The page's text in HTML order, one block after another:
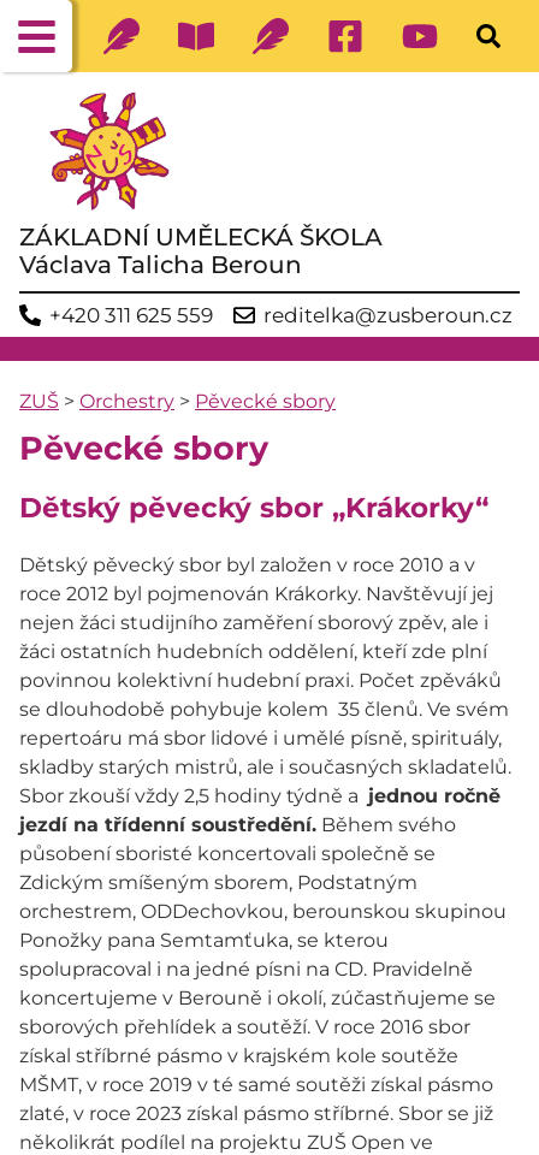
ZÁKLADNÍ UMĚLECKÁ ŠKOLA
Václava Talicha Beroun
+420 311 625 559 reditelka@zusberoun.cz
ZUŠ > Orchestry > Pěvecké sbory
Pěvecké sbory
Dětský pěvecký sbor „Krákorky“
Dětský pěvecký sbor byl založen v roce 2010 a v
roce 2012 byl pojmenován Krákorky. Navštěvují jej
nejen žáci studijního zaměření sborový zpěv, ale i
žáci ostatních hudebních oddělení, kteří zde plní
povinnou kolektivní hudební praxi. Počet zpěváků
se dlouhodobě pohybuje kolem 35 členů. Ve svém
repertoáru má sbor lidové i umělé písně, spirituály,
skladby starých mistrů, ale i současných skladatelů.
Sbor zkouší vždy 2,5 hodiny týdně a jednou ročně
jezdí na třídenní soustředění. Během svého
působení sboristé koncertovali společně se
Zdickým smíšeným sborem, Podstatným
orchestrem, ODDechovkou, berounskou skupinou
Ponožky pana Semtamťuka, se kterou
spolupracoval i na jedné písni na CD. Pravidelně
koncertujeme v Berouně i okolí, zúčastňujeme se
sborových přehlídek a soutěží. V roce 2016 sbor
získal stříbrné pásmo v krajském kole soutěže
MŠMT, v roce 2019 v té samé soutěži získal pásmo
zlaté, v roce 2023 získal pásmo stříbrné. Sbor se již
několikrát podílel na projektu ZUŠ Open ve